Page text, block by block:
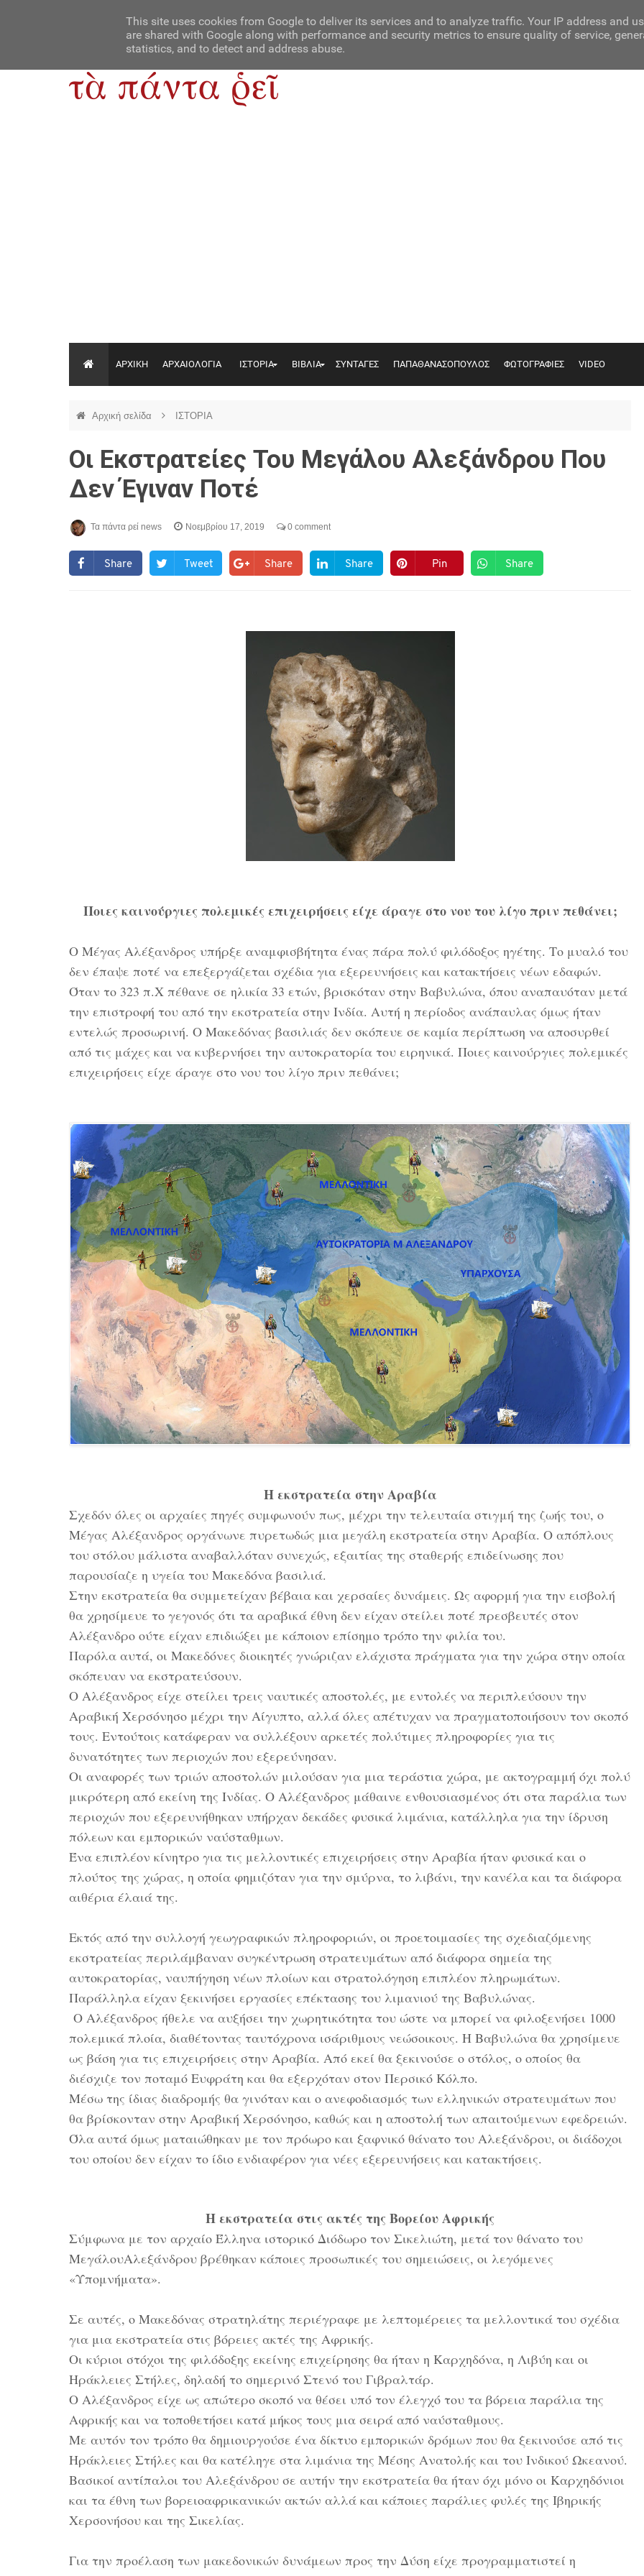
Contact Us About Us
ΑΡΧΙΚΗ ΑΡΧΑΙΟΛΟΓΙΑ ΙΣΤΟΡΙΑ ΒΙΒΛΙΑ ΣΥΝΤΑΓΕΣ ΠΑΠΑΘΑΝΑΣΟΠΟΥΛΟΣ ΦΩΤΟΓΡΑΦΙΕΣ VIDEO
Αρχική σελίδα ΙΣΤΟΡΙΑ
Οι Εκστρατείες Του Μεγάλου Αλεξάνδρου Που
Δεν Έγιναν Ποτέ
Τα πάντα ρεί news Νοεμβρίου 17, 2019 0 comment
Share Tweet Share Share Pin Share
Ποιες καινούργιες πολεμικές επιχειρήσεις είχε άραγε στο νου του λίγο πριν πεθάνει;
Ο Μέγας Αλέξανδρος υπήρξε αναμφισβήτητα ένας πάρα πολύ φιλόδοξος ηγέτης. Το μυαλό του
δεν έπαψε ποτέ να επεξεργάζεται σχέδια για εξερευνήσεις και κατακτήσεις νέων εδαφών.
Όταν το 323 π.Χ πέθανε σε ηλικία 33 ετών, βρισκόταν στην Βαβυλώνα, όπου αναπαυόταν μετά
την επιστροφή του από την εκστρατεία στην Ινδία. Αυτή η περίοδος ανάπαυλας όμως ήταν
εντελώς προσωρινή. Ο Μακεδόνας βασιλιάς δεν σκόπευε σε καμία περίπτωση να αποσυρθεί
από τις μάχες και να κυβερνήσει την αυτοκρατορία του ειρηνικά. Ποιες καινούργιες πολεμικές
επιχειρήσεις είχε άραγε στο νου του λίγο πριν πεθάνει;
Η εκστρατεία στην Αραβία
Σχεδόν όλες οι αρχαίες πηγές συμφωνούν πως, μέχρι την τελευταία στιγμή της ζωής του, ο
Μέγας Αλέξανδρος οργάνωνε πυρετωδώς μια μεγάλη εκστρατεία στην Αραβία. Ο απόπλους
του στόλου μάλιστα αναβαλλόταν συνεχώς, εξαιτίας της σταθερής επιδείνωσης που
παρουσίαζε η υγεία του Μακεδόνα βασιλιά.
Στην εκστρατεία θα συμμετείχαν βέβαια και χερσαίες δυνάμεις. Ως αφορμή για την εισβολή
θα χρησίμευε το γεγονός ότι τα αραβικά έθνη δεν είχαν στείλει ποτέ πρεσβευτές στον
Αλέξανδρο ούτε είχαν επιδιώξει με κάποιον επίσημο τρόπο την φιλία του.
Παρόλα αυτά, οι Μακεδόνες διοικητές γνώριζαν ελάχιστα πράγματα για την χώρα στην οποία
σκόπευαν να εκστρατεύσουν.
Ο Αλέξανδρος είχε στείλει τρεις ναυτικές αποστολές, με εντολές να περιπλεύσουν την
Αραβική Χερσόνησο μέχρι την Αίγυπτο, αλλά όλες απέτυχαν να πραγματοποιήσουν τον σκοπό
τους. Εντούτοις κατάφεραν να συλλέξουν αρκετές πολύτιμες πληροφορίες για τις
δυνατότητες των περιοχών που εξερεύνησαν.
Οι αναφορές των τριών αποστολών μιλούσαν για μια τεράστια χώρα, με ακτογραμμή όχι πολύ
μικρότερη από εκείνη της Ινδίας. Ο Αλέξανδρος μάθαινε ενθουσιασμένος ότι στα παράλια των
περιοχών που εξερευνήθηκαν υπήρχαν δεκάδες φυσικά λιμάνια, κατάλληλα για την ίδρυση
πόλεων και εμπορικών ναύσταθμων.
Ένα επιπλέον κίνητρο για τις μελλοντικές επιχειρήσεις στην Αραβία ήταν φυσικά και ο
πλούτος της χώρας, η οποία φημιζόταν για την σμύρνα, το λιβάνι, την κανέλα και τα διάφορα
αιθέρια έλαιά της.
Εκτός από την συλλογή γεωγραφικών πληροφοριών, οι προετοιμασίες της σχεδιαζόμενης
εκστρατείας περιλάμβαναν συγκέντρωση στρατευμάτων από διάφορα σημεία της
αυτοκρατορίας, ναυπήγηση νέων πλοίων και στρατολόγηση επιπλέον πληρωμάτων.
Παράλληλα είχαν ξεκινήσει εργασίες επέκτασης του λιμανιού της Βαβυλώνας.
Ο Αλέξανδρος ήθελε να αυξήσει την χωρητικότητα του ώστε να μπορεί να φιλοξενήσει 1000
πολεμικά πλοία, διαθέτοντας ταυτόχρονα ισάριθμους νεώσοικους. Η Βαβυλώνα θα χρησίμευε
ως βάση για τις επιχειρήσεις στην Αραβία. Από εκεί θα ξεκινούσε ο στόλος, ο οποίος θα
διέσχιζε τον ποταμό Ευφράτη και θα εξερχόταν στον Περσικό Κόλπο.
Μέσω της ίδιας διαδρομής θα γινόταν και ο ανεφοδιασμός των ελληνικών στρατευμάτων που
θα βρίσκονταν στην Αραβική Χερσόνησο, καθώς και η αποστολή των απαιτούμενων εφεδρειών.
Όλα αυτά όμως ματαιώθηκαν με τον πρόωρο και ξαφνικό θάνατο του Αλεξάνδρου, οι διάδοχοι
του οποίου δεν είχαν το ίδιο ενδιαφέρον για νέες εξερευνήσεις και κατακτήσεις.
Η εκστρατεία στις ακτές της Βορείου Αφρικής
Σύμφωνα με τον αρχαίο Έλληνα ιστορικό Διόδωρο τον Σικελιώτη, μετά τον θάνατο του
ΜεγάλουΑλεξάνδρου βρέθηκαν κάποιες προσωπικές του σημειώσεις, οι λεγόμενες
«Υπομνήματα».
Σε αυτές, ο Μακεδόνας στρατηλάτης περιέγραφε με λεπτομέρειες τα μελλοντικά του σχέδια
για μια εκστρατεία στις βόρειες ακτές της Αφρικής.
Οι κύριοι στόχοι της φιλόδοξης εκείνης επιχείρησης θα ήταν η Καρχηδόνα, η Λιβύη και οι
Ηράκλειες Στήλες, δηλαδή το σημερινό Στενό του Γιβραλτάρ.
Ο Αλέξανδρος είχε ως απώτερο σκοπό να θέσει υπό τον έλεγχό του τα βόρεια παράλια της
Αφρικής και να τοποθετήσει κατά μήκος τους μια σειρά από ναύσταθμους.
Με αυτόν τον τρόπο θα δημιουργούσε ένα δίκτυο εμπορικών δρόμων που θα ξεκινούσε από τις
Ηράκλειες Στήλες και θα κατέληγε στα λιμάνια της Μέσης Ανατολής και του Ινδικού Ωκεανού.
Βασικοί αντίπαλοι του Αλεξάνδρου σε αυτήν την εκστρατεία θα ήταν όχι μόνο οι Καρχηδόνιοι
και τα έθνη των βορειοαφρικανικών ακτών αλλά και κάποιες παράλιες φυλές της Ιβηρικής
Χερσονήσου και της Σικελίας.
Για την προέλαση των μακεδονικών δυνάμεων προς την Δύση είχε προγραμματιστεί η
This site uses cookies from Google to deliver its services and to analyze traffic. Your IP address and
are shared with Google along with performance and security metrics to ensure quality of service,
statistics, and to detect and address abuse.